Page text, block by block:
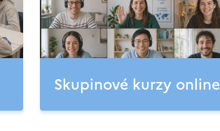
Skupinové kurzy online